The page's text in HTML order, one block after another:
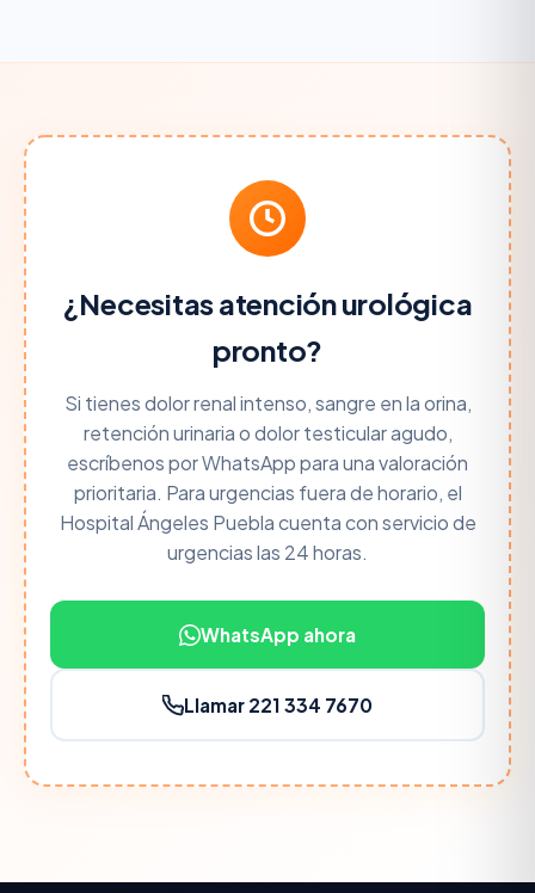
hace una opción ideal para la incontinencia urinaria
intenso, sangre en la orina o retención urinaria,
¿Necesitas atención urológica
pronto?
Si tienes dolor renal intenso, sangre en la orina,
retención urinaria o dolor testicular agudo,
escríbenos por WhatsApp para una valoración
prioritaria. Para urgencias fuera de horario, el
Hospital Ángeles Puebla cuenta con servicio de
urgencias las 24 horas.
WhatsApp ahora
Llamar 221 334 7670